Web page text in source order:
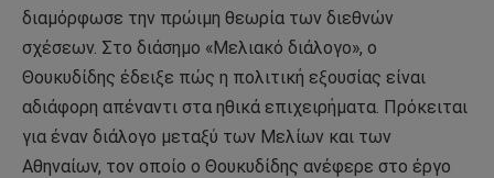
διαμόρφωσε την πρώιμη θεωρία των διεθνών
σχέσεων. Στο διάσημο «Μελιακό διάλογο», ο
Θουκυδίδης έδειξε πώς η πολιτική εξουσίας είναι
αδιάφορη απέναντι στα ηθικά επιχειρήματα. Πρόκειται
για έναν διάλογο μεταξύ των Μελίων και των
Αθηναίων, τον οποίο ο Θουκυδίδης ανέφερε στο έργο